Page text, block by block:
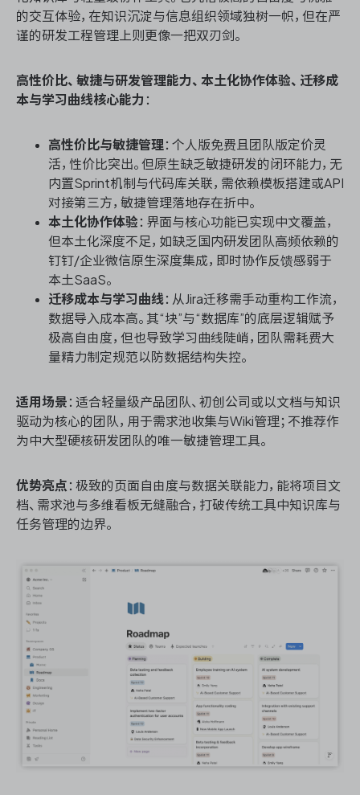
的交互体验，在知识沉淀与信息组织领域独树一帜，但在严
谨的研发工程管理上则更像一把双刃剑。
高性价比、敏捷与研发管理能力、本土化协作体验、迁移成
本与学习曲线核心能力 ：
高性价比与敏捷管理：个人版免费且团队版定价灵
活，性价比突出。但原生缺乏敏捷研发的闭环能力，无
内置Sprint机制与代码库关联，需依赖模板搭建或API
对接第三方，敏捷管理落地存在折中。
本土化协作体验 ：界面与核心功能已实现中文覆盖，
但本土化深度不足，如缺乏国内研发团队高频依赖的
钉钉/企业微信原生深度集成，即时协作反馈感弱于
本土SaaS。
迁移成本与学习曲线：从Jira迁移需手动重构工作流，
数据导入成本高。其“块”与“数据库”的底层逻辑赋予
极高自由度，但也导致学习曲线陡峭，团队需耗费大
量精力制定规范以防数据结构失控。
适用场景 ：适合轻量级产品团队、初创公司或以文档与知识
驱动为核心的团队，用于需求池收集与Wiki管理；不推荐作
为中大型硬核研发团队的唯一敏捷管理工具。
优势亮点 ：极致的页面自由度与数据关联能力，能将项目文
档、需求池与多维看板无缝融合，打破传统工具中知识库与
任务管理的边界。